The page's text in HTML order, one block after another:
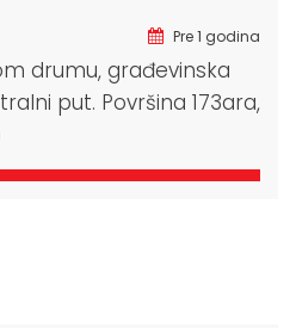
Pre 1 godina
drumu, građevinska
put. Površina 173ara,